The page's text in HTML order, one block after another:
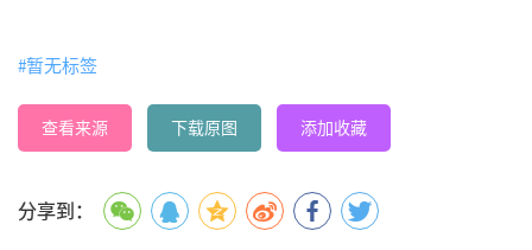
#暂无标签
查看来源 下载原图 添加收藏
分享到：